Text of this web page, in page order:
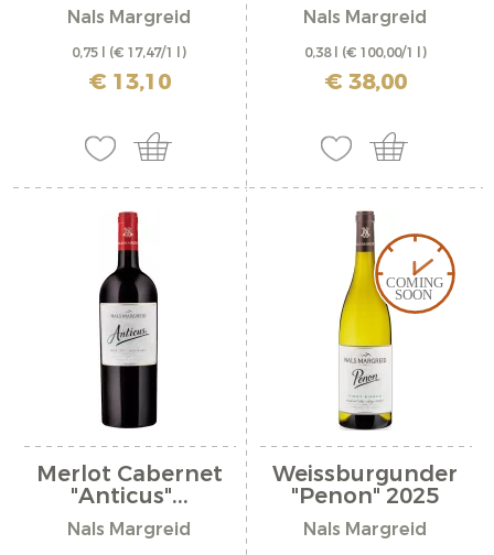
Nals Margreid
0,75 l (€ 17,47/1 l)
inkl. MwSt. zzgl. Versandkosten
€ 13,10
Nals Margreid
0,38 l (€ 100,00/1 l)
inkl. MwSt. zzgl. Versandkosten
€ 38,00
Merlot Cabernet
"Anticus"...
Nals Margreid
Weissburgunder
"Penon" 2025
Nals Margreid